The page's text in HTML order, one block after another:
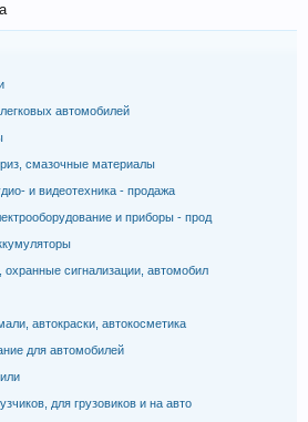
автомобилей
смазочные материалы
и видеотехника - продажа
и приборы - прод
охранные сигнализации, автомобил
автокраски, автокосметика
для автомобилей
для грузовиков и на авто